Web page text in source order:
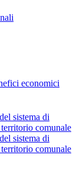
economici
sistema di
comunale
sistema di
comunale